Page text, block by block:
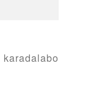
karadalabo